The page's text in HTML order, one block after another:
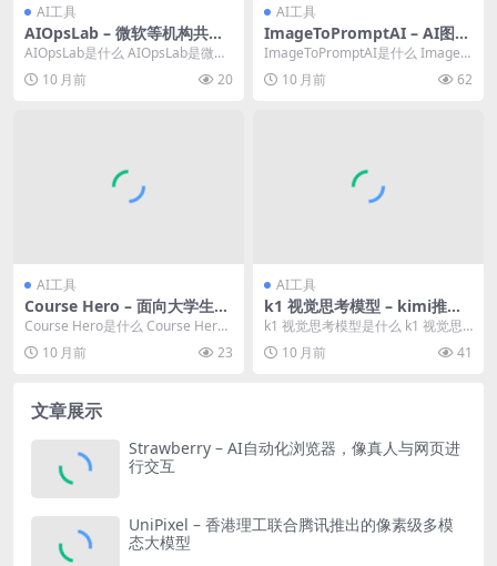
AI工具
AIOpsLab – 微软等机构共同
开源的面向 AIOps 代理的综
合 AI 框架
AIOpsLab是什么 AIOpsLab是微软
公司、加州大学伯克利分校、伊利
诺伊...10 月前 20
AI工具
ImageToPromptAI – AI图像
转文本提示词工具，快速生成
与图像相关的细节描述
ImageToPromptAI是什么 ImageT
oPromptAI 是在线 A...
10 月前 62
AI工具
Course Hero – 面向大学生的
教育平台，AI辅助找学习资料
Course Hero是什么 Course Hero
是一个面向大学生的教育平台，...
10 月前 23
AI工具
k1 视觉思考模型 – kimi推出
的 k1 系列强化学习模型
k1 视觉思考模型是什么 k1 视觉思
考模型是kimi推出的k1系列强化学
习AI...10 月前 41
文章展示
Strawberry – AI自动化浏览器，像真人与网页进
行交互
UniPixel – 香港理工联合腾讯推出的像素级多模
态大模型